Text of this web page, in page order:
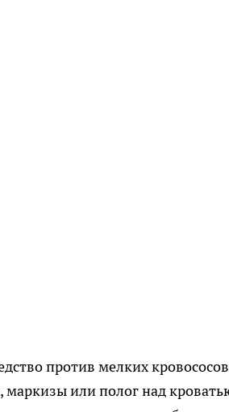
против мелких
или полог над